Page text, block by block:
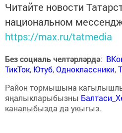
Читайте новости
национальном
https://max.ru/tatmedia
Без социаль челтәрләрдә:
ТикТок, Ютуб,Одноклассники,
Район тормышына
яңалыкларыбызны
каналыбызда да укыгыз.